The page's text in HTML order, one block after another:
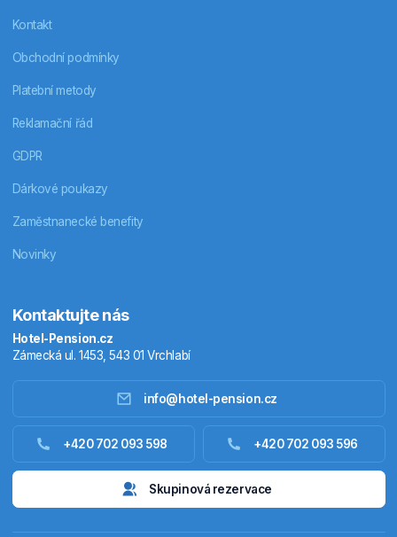
Ubytování zahraniční
Kontakt
Obchodní podmínky
Platební metody
Reklamační řád
GDPR
Dárkové poukazy
Zaměstnanecké benefity
Novinky
Kontaktujte nás
Hotel-Pension.cz
Zámecká ul. 1453, 543 01 Vrchlabí
info@hotel-pension.cz
+420 702 093 598 +420 702 093 596
Skupinová rezervace